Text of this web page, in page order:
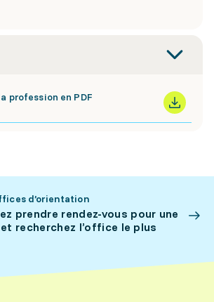
profession en PDF
d’orientation
prendre rendez-vous pour une
recherchez l’office le plus